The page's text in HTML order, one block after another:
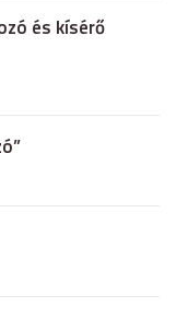
és kísérő